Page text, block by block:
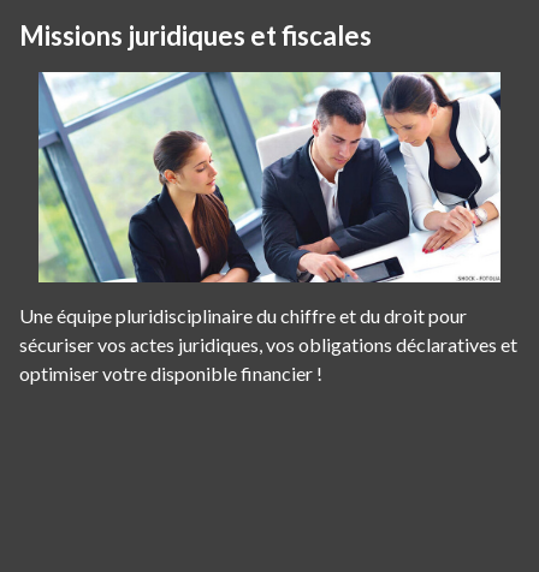
Missions juridiques et fiscales
Une équipe pluridisciplinaire du chiffre et du droit pour
sécuriser vos actes juridiques, vos obligations déclaratives et
optimiser votre disponible financier !